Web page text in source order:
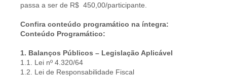
passa a ser de R$ 450,00/participante.
Confira conteúdo programático na íntegra:
Conteúdo Programático:
1. Balanços Públicos – Legislação Aplicável
1.1. Lei nº 4.320/64
1.2. Lei de Responsabilidade Fiscal